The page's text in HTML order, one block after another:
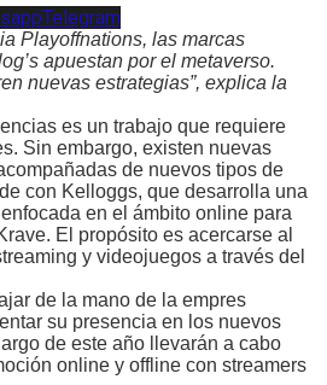
Telegram
Playoffnations, las marcas
apuestan por el metaverso.
nuevas estrategias”, explica la
es un trabajo que requiere
Sin embargo, existen nuevas
de nuevos tipos de
con Kelloggs, que desarrolla una
en el ámbito online para
El propósito es acercarse al
y videojuegos a través del
de la mano de la empres
su presencia en los nuevos
de este año llevarán a cabo
online y offline con streamers